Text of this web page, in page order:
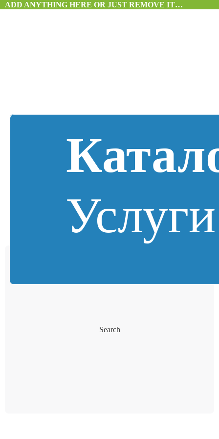
ADD ANYTHING HERE OR JUST REMOVE IT…
Услуги
Search